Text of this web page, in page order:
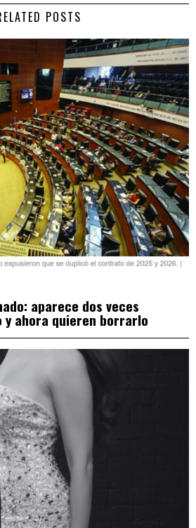
POSTS
aparece dos veces
ahora quieren borrarlo